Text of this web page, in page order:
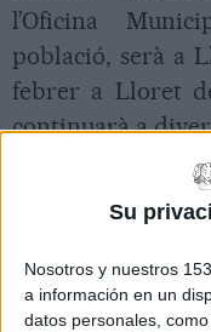
Su
Nosotros y nuestros
a información en un
datos personales,
l’Oficina
població, serà a
febrer a Lloret
continuarà a
El conseller del
Nogué, ha
xerrades que
Comarcal de
les persones